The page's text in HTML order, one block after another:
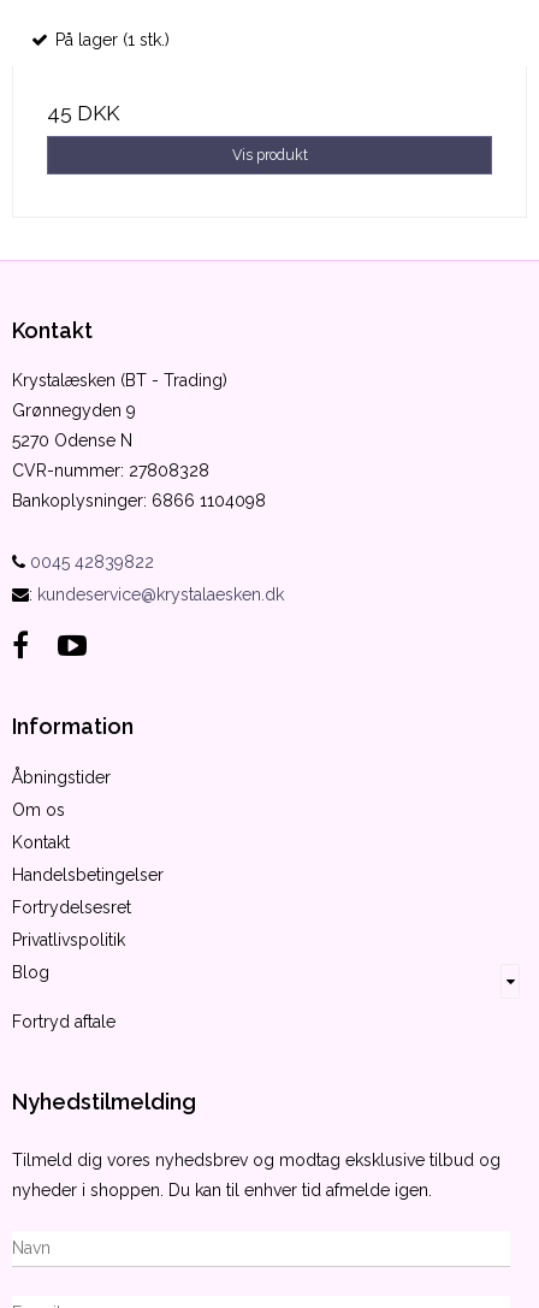
På lager (1 stk.)
45 DKK
Vis produkt
Kontakt
Krystalæsken (BT - Trading)
Grønnegyden 9
5270 Odense N
CVR-nummer: 27808328
Bankoplysninger: 6866 1104098
0045 42839822
: kundeservice@krystalaesken.dk
Information
Åbningstider
Om os
Kontakt
Handelsbetingelser
Fortrydelsesret
Privatlivspolitik
Blog
Fortryd aftale
Nyhedstilmelding
Tilmeld dig vores nyhedsbrev og modtag eksklusive tilbud og
nyheder i shoppen. Du kan til enhver tid afmelde igen.